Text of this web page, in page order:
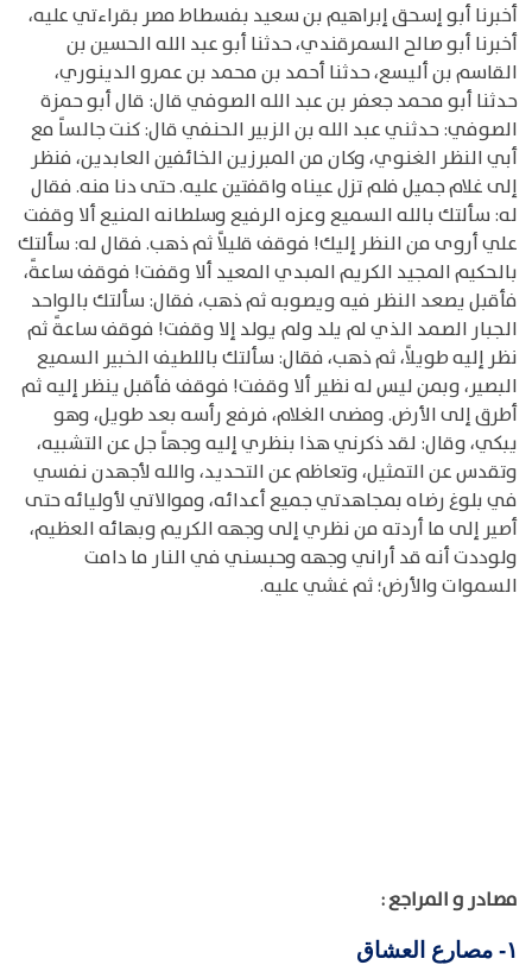
أخبرنا أبو إسحق إبراهيم بن سعيد بفسطاط مصر بقراءتي عليه،
أخبرنا أبو صالح السمرقندي، حدثنا أبو عبد الله الحسين بن
القاسم بن أليسع، حدثنا أحمد بن محمد بن عمرو الدينوري،
حدثنا أبو محمد جعفر بن عبد الله الصوفي قال: قال أبو حمزة
الصوفي: حدثني عبد الله بن الزبير الحنفي قال: كنت جالساً مع
أبي النظر الغنوي، وكان من المبرزين الخائفين العابدين، فنظر
إلى غلام جميل فلم تزل عيناه واقفتين عليه. حتى دنا منه. فقال
له: سألتك بالله السميع وعزه الرفيع وسلطانه المنيع ألا وقفت
علي أروى من النظر إليك! فوقف قليلاً ثم ذهب. فقال له: سألتك
بالحكيم المجيد الكريم المبدي المعيد ألا وقفت! فوقف ساعةً،
فأقبل يصعد النظر فيه ويصوبه ثم ذهب، فقال: سألتك بالواحد
الجبار الصمد الذي لم يلد ولم يولد إلا وقفت! فوقف ساعةً ثم
نظر إليه طويلاً، ثم ذهب، فقال: سألتك باللطيف الخبير السميع
البصير، وبمن ليس له نظير ألا وقفت! فوقف فأقبل ينظر إليه ثم
أطرق إلى الأرض. ومضى الغلام، فرفع رأسه بعد طويل، وهو
يبكي، وقال: لقد ذكرني هذا بنظري إليه وجهاً جل عن التشبيه،
وتقدس عن التمثيل، وتعاظم عن التحديد، والله لأجهدن نفسي
في بلوغ رضاه بمجاهدتي جميع أعدائه، وموالاتي لأوليائه حتى
أصير إلى ما أردته من نظري إلى وجهه الكريم وبهائه العظيم،
ولوددت أنه قد أراني وجهه وحبسني في النار ما دامت
السموات والأرض؛ ثم غشي عليه.
مصادر و المراجع :
١-
مصارع العشاق